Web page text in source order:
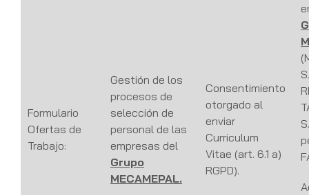
Formulario
Ofertas de
Trabajo:
Gestión de los
procesos de
selección de
personal de las
empresas del
Grupo
MECAMEPAL.
Consentimiento
otorgado al
enviar
Curriculum
Vitae (art. 6.1 a)
RGPD).